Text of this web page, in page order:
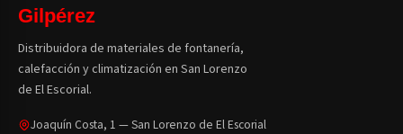
Gilpérez
Distribuidora de materiales de fontanería,
calefacción y climatización en San Lorenzo
de El Escorial.
Joaquín Costa, 1 — San Lorenzo de El Escorial